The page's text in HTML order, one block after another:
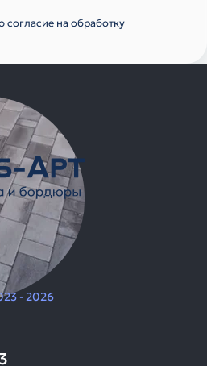
на обработку
- 2026